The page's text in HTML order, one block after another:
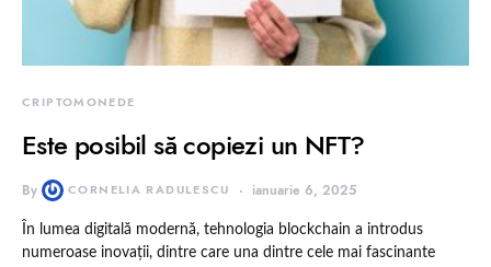
CRIPTOMONEDE
Este posibil să copiezi un NFT?
By CORNELIA RADULESCU ianuarie 6, 2025
În lumea digitală modernă, tehnologia blockchain a introdus
numeroase inovații, dintre care una dintre cele mai fascinante